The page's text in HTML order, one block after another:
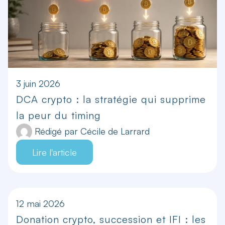
3 juin 2026
DCA crypto : la stratégie qui supprime
la peur du timing
Rédigé par Cécile de Larrard
Lire l'article
12 mai 2026
Donation crypto, succession et IFI : les